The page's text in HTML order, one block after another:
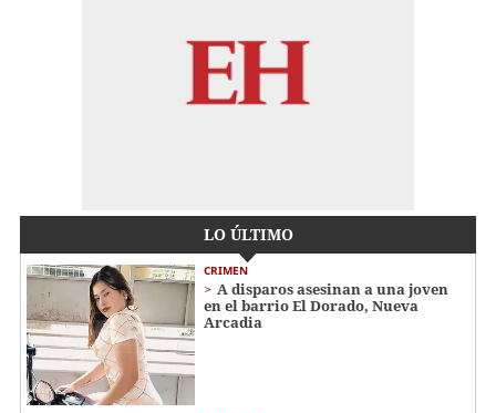
LO ÚLTIMO
CRIMEN
A disparos asesinan a una joven
en el barrio El Dorado, Nueva
Arcadia